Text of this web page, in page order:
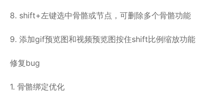
8. shift+左键选中骨骼或节点，可删除多个骨骼功能
9. 添加gif预览图和视频预览图按住shift比例缩放功能
修复bug
1. 骨骼绑定优化